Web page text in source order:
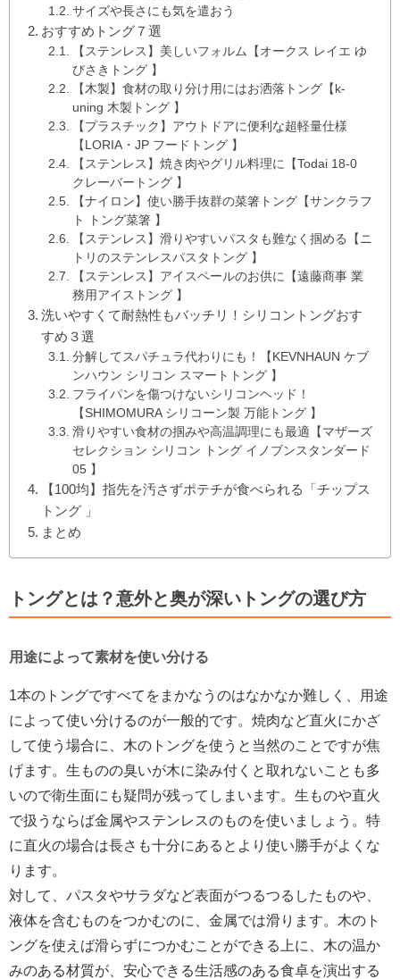
サイズや長さにも気を遣おう
おすすめトング７選
【ステンレス】美しいフォルム【オークス レイエ ゆ
びさきトング 】
【木製】食材の取り分け用にはお洒落トング【k-
uning 木製トング 】
【プラスチック】アウトドアに便利な超軽量仕様
【LORIA・JP フードトング 】
【ステンレス】焼き肉やグリル料理に【Todai 18-0
クレーバートング 】
【ナイロン】使い勝手抜群の菜箸トング【サンクラフ
ト トング菜箸 】
【ステンレス】滑りやすいパスタも難なく掴める【ニ
トリのステンレスパスタトング 】
【ステンレス】アイスペールのお供に【遠藤商事 業
務用アイストング 】
洗いやすくて耐熱性もバッチリ！シリコントングおす
すめ３選
分解してスパチュラ代わりにも！【KEVNHAUN ケブ
ンハウン シリコン スマートトング 】
フライパンを傷つけないシリコンヘッド！
【SHIMOMURA シリコーン製 万能トング 】
滑りやすい食材の掴みや高温調理にも最適【マザーズ
セレクション シリコン トング イノブンスタンダード
05 】
【100均】指先を汚さずポテチが食べられる「チップス
トング 」
まとめ
トングとは？意外と奥が深いトングの選び方
用途によって素材を使い分ける
1本のトングですべてをまかなうのはなかなか難しく、用途
によって使い分けるのが一般的です。焼肉など直火にかざ
して使う場合に、木のトングを使うと当然のことですが焦
げます。生ものの臭いが木に染み付くと取れないことも多
いので衛生面にも疑問が残ってしまいます。生ものや直火
で扱うならば金属やステンレスのものを使いましょう。特
に直火の場合は長さも十分にあるとより使い勝手がよくな
ります。
対して、パスタやサラダなど表面がつるつるしたものや、
液体を含むものをつかむのに、金属では滑ります。木のト
ングを使えば滑らずにつかむことができる上に、木の温か
みのある材質が、安心できる生活感のある食卓を演出する